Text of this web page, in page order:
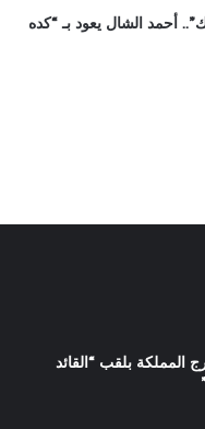
أحمد الشال يعود بـ “كده
المملكة بلقب “القائد